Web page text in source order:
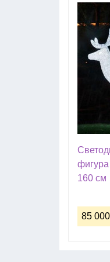
160 см
85